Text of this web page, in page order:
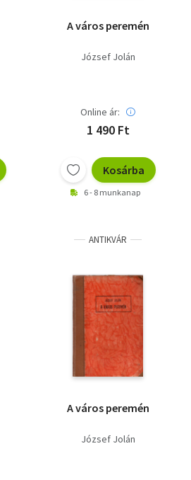
A város peremén
József Jolán
Online ár:
1 490 Ft
Kosárba
6 - 8 munkanap
ANTIKVÁR
A város peremén
József Jolán